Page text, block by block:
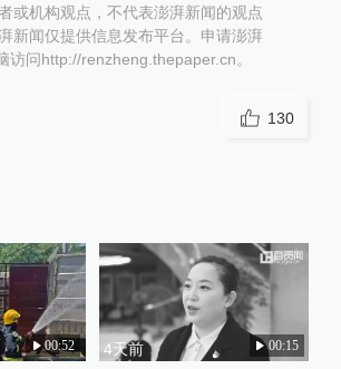
或机构观点，不代表澎湃新闻的观点
新闻仅提供信息发布平台。申请澎湃
访问http://renzheng.thepaper.cn。
130
00:52 4天前 00:15